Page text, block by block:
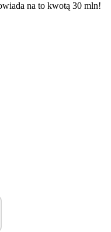
na to kwotą 30 mln!